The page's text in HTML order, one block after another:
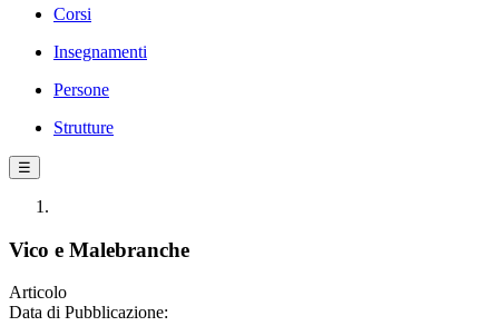
Corsi
Insegnamenti
Persone
Strutture
☰
Vico e Malebranche
Articolo
Data di Pubblicazione: